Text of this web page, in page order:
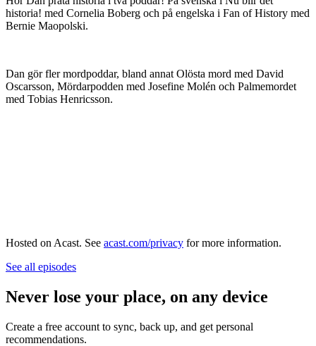
historia! med Cornelia Boberg och på engelska i Fan of History med
Bernie Maopolski.
Dan gör fler mordpoddar, bland annat Olösta mord med David
Oscarsson, Mördarpodden med Josefine Molén och Palmemordet
med Tobias Henricsson.
Hosted on Acast. See acast.com/privacy for more information.
See all episodes
Never lose your place, on any device
Create a free account to sync, back up, and get personal
recommendations.